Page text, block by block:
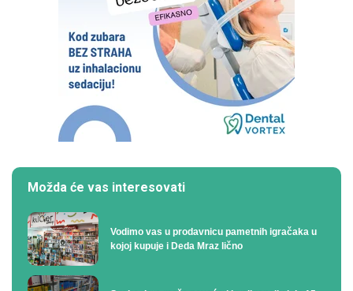
Možda će vas interesovati
Vodimo vas u prodavnicu pametnih igračaka u
kojoj kupuje i Deda Mraz lično